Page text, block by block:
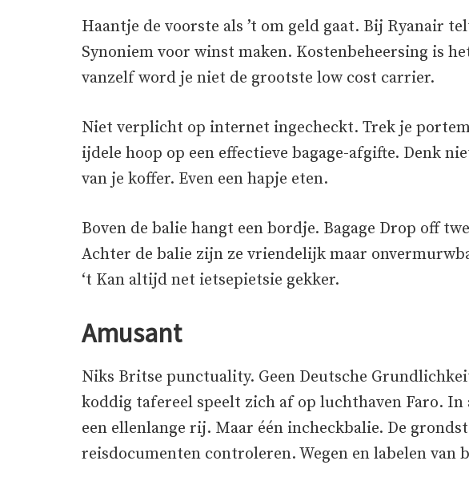
Haantje de voorste als ’t om geld gaat. Bij Ryanair
Synoniem voor winst maken. Kostenbeheersing is
vanzelf word je niet de grootste low cost carrier.
Niet verplicht op internet ingecheckt. Trek je
ijdele hoop op een effectieve bagage-afgifte. Denk
van je koffer. Even een hapje eten.
Boven de balie hangt een bordje. Bagage Drop off
Achter de balie zijn ze vriendelijk maar
‘t Kan altijd net ietsepietsie gekker.
Amusant
Niks Britse punctuality. Geen Deutsche
koddig tafereel speelt zich af op luchthaven Faro. In
een ellenlange rij. Maar één incheckbalie. De
reisdocumenten controleren. Wegen en labelen van